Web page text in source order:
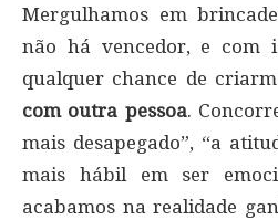
Mergulhamos em
não há vencedor, e com
qualquer chance de
com outra pessoa.
mais desapegado”, “a
mais hábil em ser
acabamos na realidade